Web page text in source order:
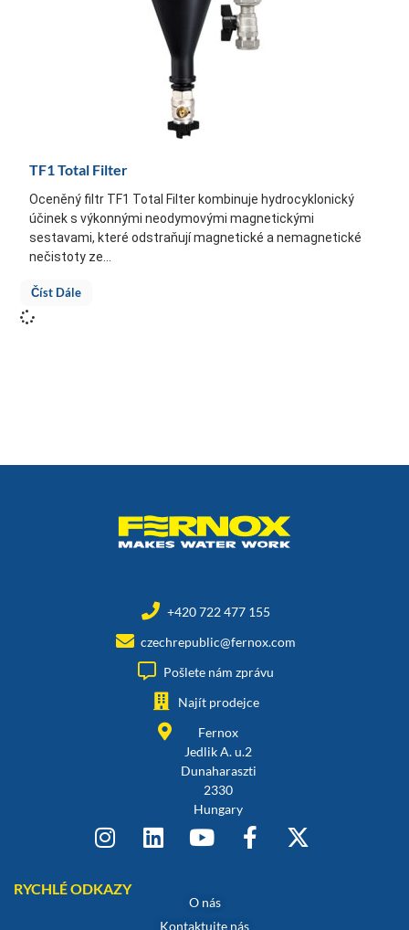
TF1 Total Filter
Oceněný filtr TF1 Total Filter kombinuje hydrocyklonický
účinek s výkonnými neodymovými magnetickými
sestavami, které odstraňují magnetické a nemagnetické
nečistoty ze...
Číst Dále
+420 722 477 155
czechrepublic@fernox.com
Pošlete nám zprávu
Najít prodejce
Fernox
Jedlik A. u.2
Dunaharaszti
2330
Hungary
RYCHLÉ ODKAZY
O nás
Kontaktujte nás